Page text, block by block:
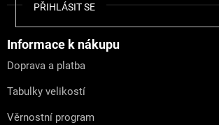
PŘIHLÁSIT SE
Informace k nákupu
Doprava a platba
Tabulky velikostí
Věrnostní program